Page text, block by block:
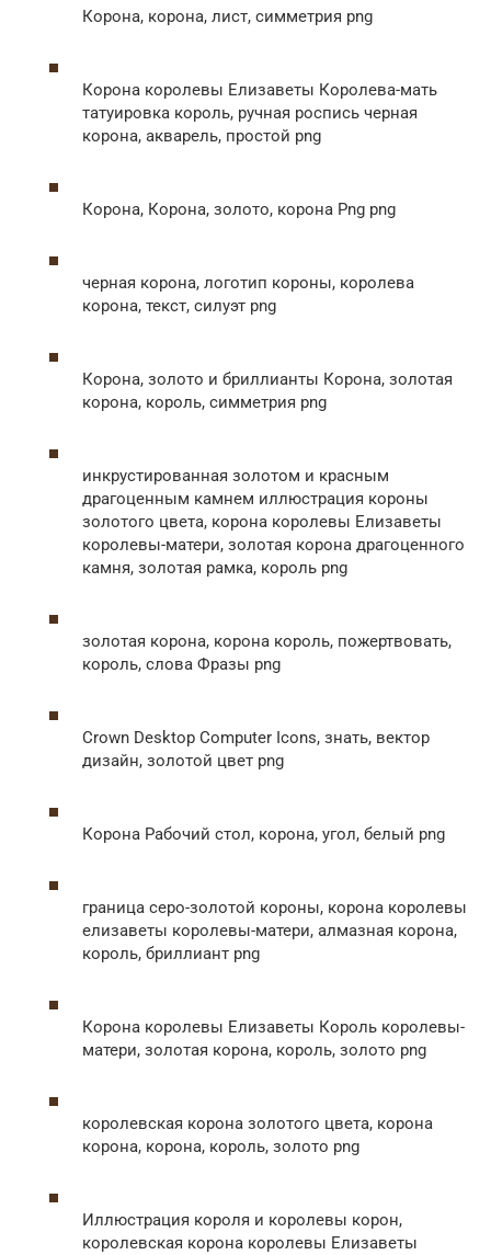
Корона, корона, лист, симметрия png
Корона королевы Елизаветы Королева-мать
татуировка король, ручная роспись черная
корона, акварель, простой png
Корона, Корона, золото, корона Png png
черная корона, логотип короны, королева
корона, текст, силуэт png
Корона, золото и бриллианты Корона, золотая
корона, король, симметрия png
инкрустированная золотом и красным
драгоценным камнем иллюстрация короны
золотого цвета, корона королевы Елизаветы
королевы-матери, золотая корона драгоценного
камня, золотая рамка, король png
золотая корона, корона король, пожертвовать,
король, слова Фразы png
Crown Desktop Computer Icons, знать, вектор
дизайн, золотой цвет png
Корона Рабочий стол, корона, угол, белый png
граница серо-золотой короны, корона королевы
елизаветы королевы-матери, алмазная корона,
король, бриллиант png
Корона королевы Елизаветы Король королевы-
матери, золотая корона, король, золото png
королевская корона золотого цвета, корона
корона, корона, король, золото png
Иллюстрация короля и королевы корон,
королевская корона королевы Елизаветы